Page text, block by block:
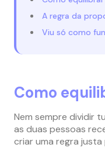
A regra da
Viu só como
Como
Nem sempre dividir
as duas pessoas
criar uma regra justa